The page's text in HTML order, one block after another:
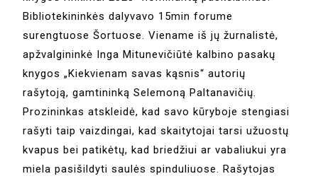
Bibliotekininkės dalyvavo 15min forume
surengtuose Šortuose. Viename iš jų žurnalistė,
apžvalgininkė Inga Mitunevičiūtė kalbino pasakų
knygos „Kiekvienam savas kąsnis“ autorių
rašytoją, gamtininką Selemoną Paltanavičių.
Prozininkas atskleidė, kad savo kūryboje stengiasi
rašyti taip vaizdingai, kad skaitytojai tarsi užuostų
kvapus bei patikėtų, kad briedžiui ar vabaliukui yra
miela pasišildyti saulės spinduliuose. Rašytojas